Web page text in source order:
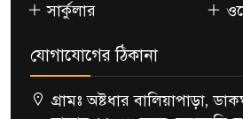
সার্কুলার
যোগাযোগের ঠিকানা
গ্রামঃ অষ্টধার বালিয়াপাড়া,